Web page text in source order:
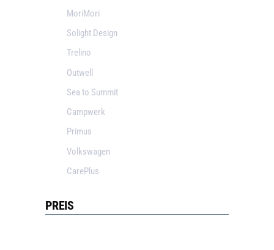
MoriMori
Solight Design
Trelino
Outwell
Sea to Summit
Campwerk
Primus
Volkswagen
CarePlus
PREIS